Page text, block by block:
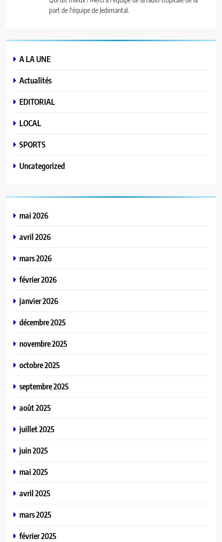
part de l'équipe de Jedimantal.
A LA UNE
Actualités
EDITORIAL
LOCAL
SPORTS
Uncategorized
mai 2026
avril 2026
mars 2026
février 2026
janvier 2026
décembre 2025
novembre 2025
octobre 2025
septembre 2025
août 2025
juillet 2025
juin 2025
mai 2025
avril 2025
mars 2025
février 2025